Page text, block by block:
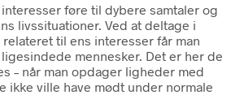
føre til dybere samtaler og
livssituationer. Ved at deltage i
til ens interesser får man
mennesker. Det er her de
– når man opdager ligheder med
ikke ville have mødt under normale